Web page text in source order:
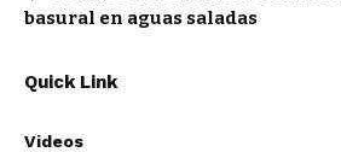
basural en aguas saladas
Quick Link
Videos